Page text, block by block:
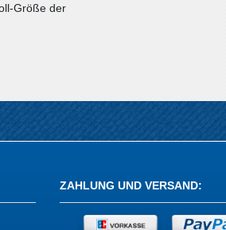
Größe der
ZAHLUNG UND VERSAND: